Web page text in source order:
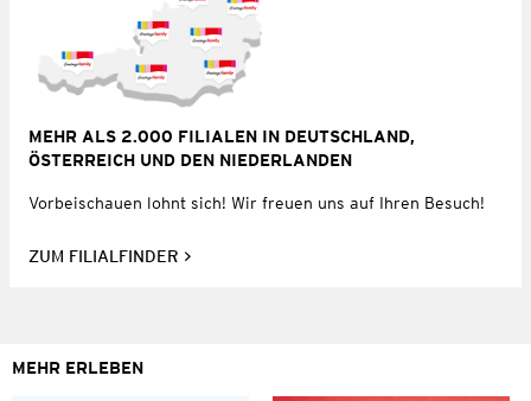
MEHR ALS 2.000 FILIALEN IN DEUTSCHLAND,
ÖSTERREICH UND DEN NIEDERLANDEN
Vorbeischauen lohnt sich! Wir freuen uns auf Ihren Besuch!
ZUM FILIALFINDER
MEHR ERLEBEN